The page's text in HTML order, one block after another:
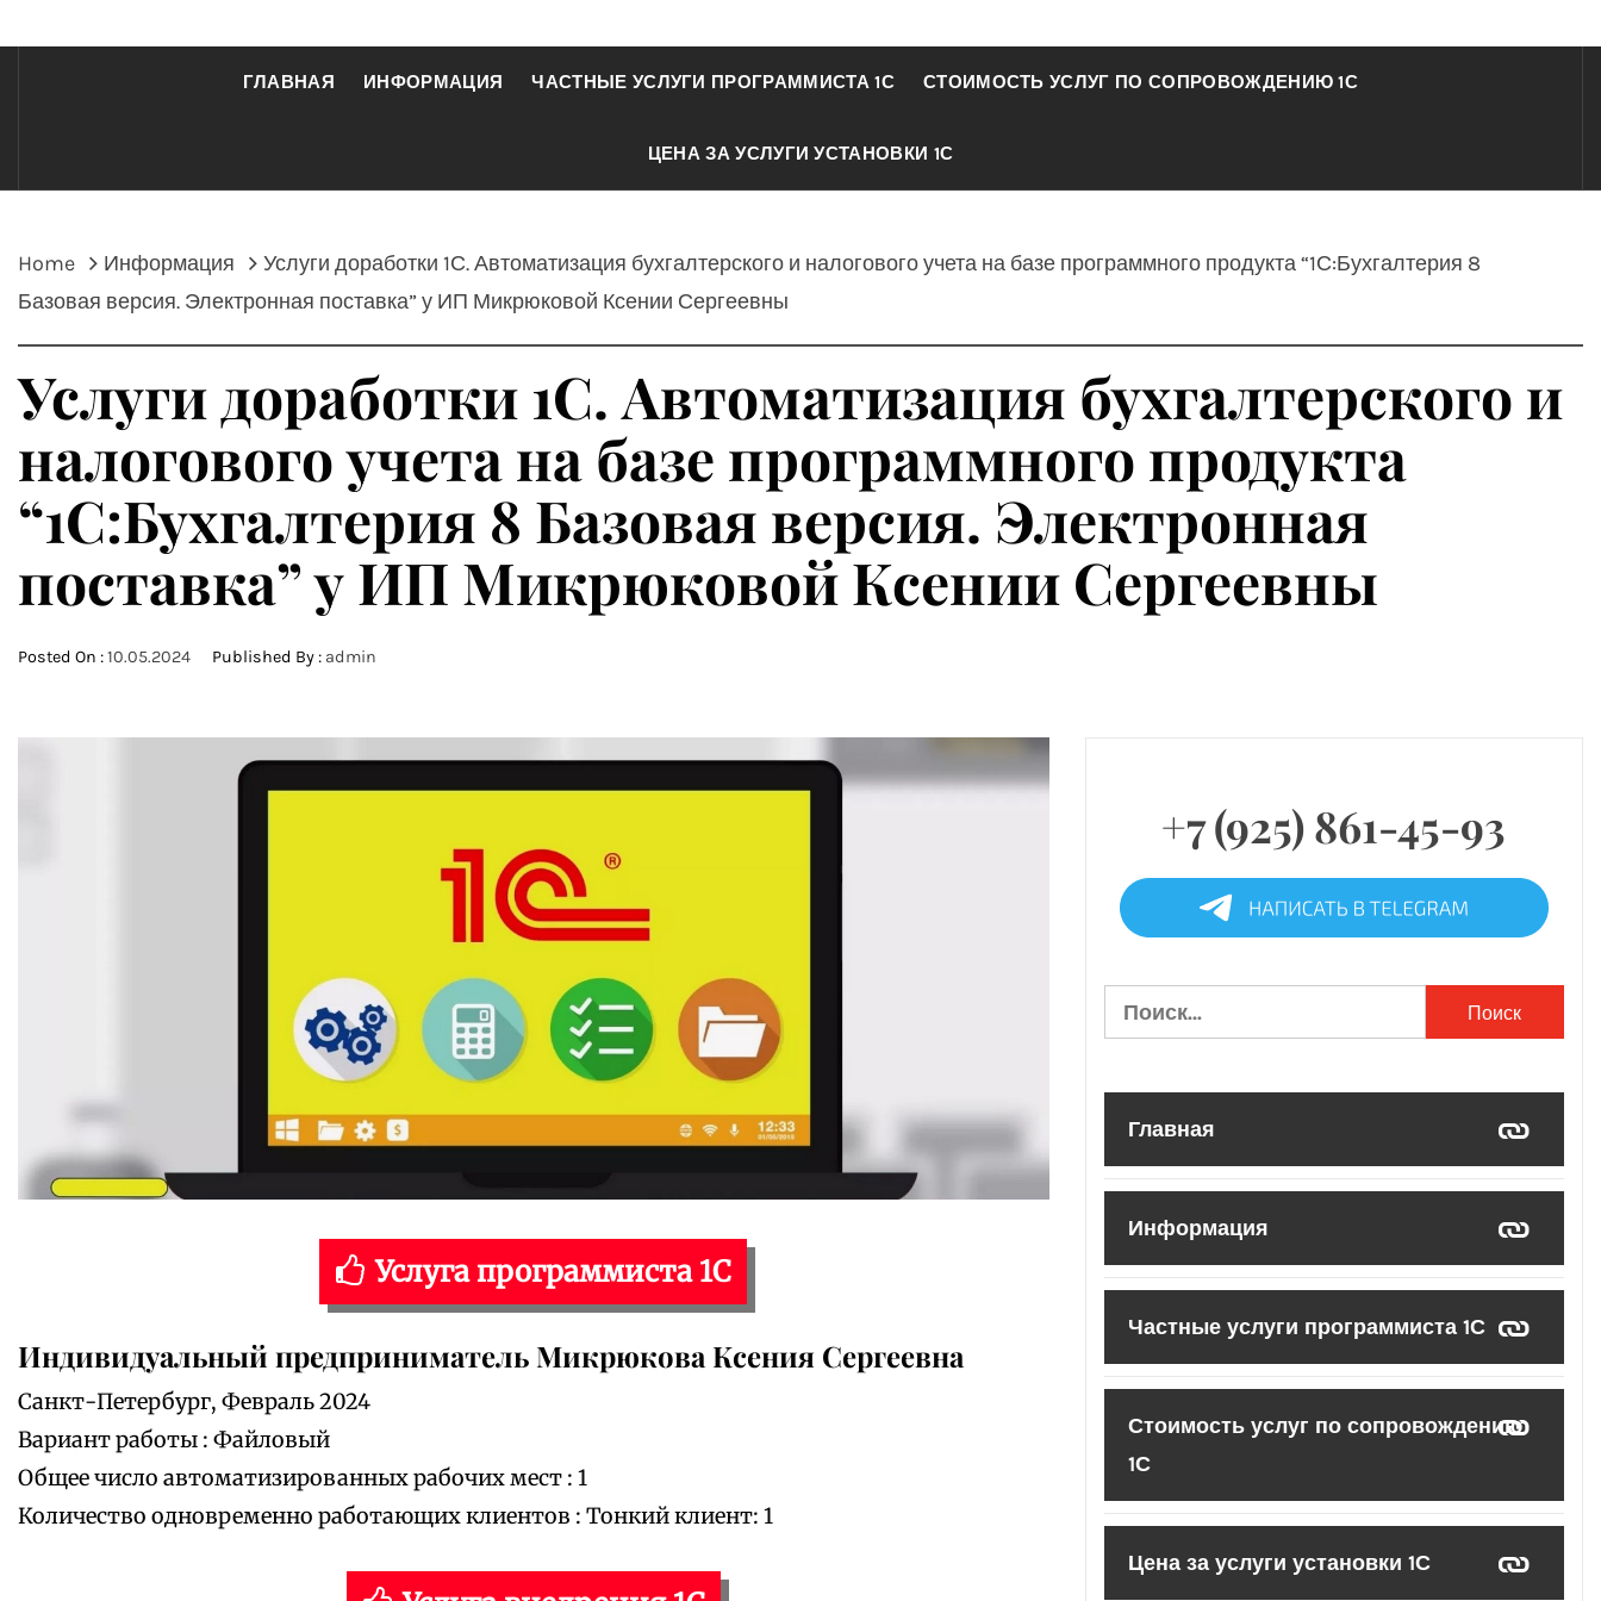
ГЛАВНАЯ ИНФОРМАЦИЯ ЧАСТНЫЕ УСЛУГИ ПРОГРАММИСТА 1С СТОИМОСТЬ УСЛУГ ПО СОПРОВОЖДЕНИЮ 1С
ЦЕНА ЗА УСЛУГИ УСТАНОВКИ 1С
Home Информация
Услуги доработки 1С. Автоматизация бухгалтерского и налогового учета на базе программного продукта “1С:Бухгалтерия 8
Базовая версия. Электронная поставка” у ИП Микрюковой Ксении Сергеевны
Услуги доработки 1С. Автоматизация бухгалтерского и
налогового учета на базе программного продукта
“1С:Бухгалтерия 8 Базовая версия. Электронная
поставка” у ИП Микрюковой Ксении Сергеевны
Posted On :10.05.2024 Published By : admin
Услуга программиста 1С
Индивидуальный предприниматель Микрюкова Ксения Сергеевна
Санкт-Петербург, Февраль 2024
Вариант работы : Файловый
Общее число автоматизированных рабочих мест : 1
Количество одновременно работающих клиентов : Тонкий клиент: 1
+7 (925) 861-45-93
Найти:
Главная
Информация
Частные услуги программиста 1С
Стоимость услуг по сопровождению
1С
Цена за услуги установки 1С